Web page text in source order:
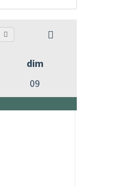
dim
09